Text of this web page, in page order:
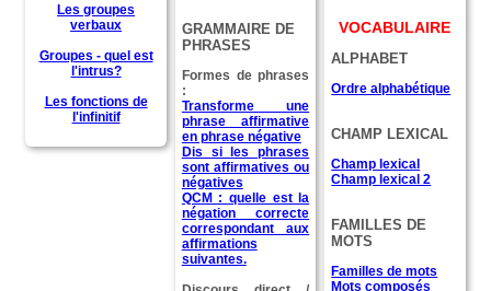
Les groupes
verbaux
Groupes - quel est
l'intrus?
Les fonctions de
l'infinitif
GRAMMAIRE DE
PHRASES
Formes de phrases
:
Transforme une
phrase affirmative
en phrase négative
Dis si les phrases
sont affirmatives ou
négatives
QCM : quelle est la
négation correcte
correspondant aux
affirmations
suivantes.
VOCABULAIRE
ALPHABET
Ordre alphabétique
CHAMP LEXICAL
Champ lexical
Champ lexical 2
FAMILLES DE
MOTS
Familles de mots
Mots composés